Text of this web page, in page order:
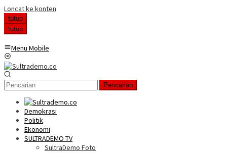
Loncat ke konten
tutup
tutup
Menu Mobile
Pencarian
Demokrasi
Politik
Ekonomi
SULTRADEMO TV
SultraDemo Foto